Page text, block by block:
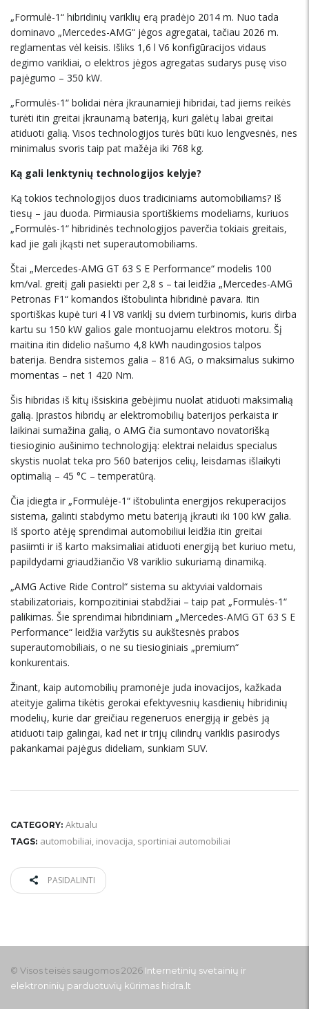
„Formulė-1“ hibridinių variklių erą pradėjo 2014 m. Nuo tada
dominavo „Mercedes-AMG“ jėgos agregatai, tačiau 2026 m.
reglamentas vėl keisis. Išliks 1,6 l V6 konfigūracijos vidaus
degimo varikliai, o elektros jėgos agregatas sudarys pusę viso
pajėgumo – 350 kW.
„Formulės-1“ bolidai nėra įkraunamieji hibridai, tad jiems reikės
turėti itin greitai įkraunamą bateriją, kuri galėtų labai greitai
atiduoti galią. Visos technologijos turės būti kuo lengvesnės, nes
minimalus svoris taip pat mažėja iki 768 kg.
Ką gali lenktynių technologijos kelyje?
Ką tokios technologijos duos tradiciniams automobiliams? Iš
tiesų – jau duoda. Pirmiausia sportiškiems modeliams, kuriuos
„Formulės-1“ hibridinės technologijos paverčia tokiais greitais,
kad jie gali įkąsti net superautomobiliams.
Štai „Mercedes-AMG GT 63 S E Performance“ modelis 100
km/val. greitį gali pasiekti per 2,8 s – tai leidžia „Mercedes-AMG
Petronas F1“ komandos ištobulinta hibridinė pavara. Itin
sportiškas kupė turi 4 l V8 variklį su dviem turbinomis, kuris dirba
kartu su 150 kW galios gale montuojamu elektros motoru. Šį
maitina itin didelio našumo 4,8 kWh naudingosios talpos
baterija. Bendra sistemos galia – 816 AG, o maksimalus sukimo
momentas – net 1 420 Nm.
Šis hibridas iš kitų išsiskiria gebėjimu nuolat atiduoti maksimalią
galią. Įprastos hibridų ar elektromobilių baterijos perkaista ir
laikinai sumažina galią, o AMG čia sumontavo novatorišką
tiesioginio aušinimo technologiją: elektrai nelaidus specialus
skystis nuolat teka pro 560 baterijos celių, leisdamas išlaikyti
optimalią – 45 °C – temperatūrą.
Čia įdiegta ir „Formulėje-1“ ištobulinta energijos rekuperacijos
sistema, galinti stabdymo metu bateriją įkrauti iki 100 kW galia.
Iš sporto atėję sprendimai automobiliui leidžia itin greitai
pasiimti ir iš karto maksimaliai atiduoti energiją bet kuriuo metu,
papildydami griaudžiančio V8 variklio sukuriamą dinamiką.
„AMG Active Ride Control“ sistema su aktyviai valdomais
stabilizatoriais, kompozitiniai stabdžiai – taip pat „Formulės-1“
palikimas. Šie sprendimai hibridiniam „Mercedes-AMG GT 63 S E
Performance“ leidžia varžytis su aukštesnės prabos
superautomobiliais, o ne su tiesioginiais „premium“
konkurentais.
Žinant, kaip automobilių pramonėje juda inovacijos, kažkada
ateityje galima tikėtis gerokai efektyvesnių kasdienių hibridinių
modelių, kurie dar greičiau regeneruos energiją ir gebės ją
atiduoti taip galingai, kad net ir trijų cilindrų variklis pasirodys
pakankamai pajėgus dideliam, sunkiam SUV.
CATEGORY: Aktualu
TAGS: automobiliai, inovacija, sportiniai automobiliai
PASIDALINTI
© Visos teisės saugomos 2026 Internetinių svetainių ir
elektroninių parduotuvių kūrimas hidra.lt